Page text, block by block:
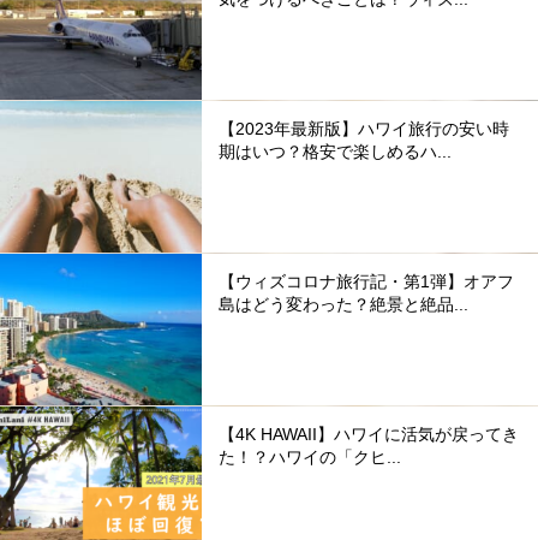
【2023年最新版】ハワイ旅行の安い時
期はいつ？格安で楽しめるハ...
【ウィズコロナ旅行記・第1弾】オアフ
島はどう変わった？絶景と絶品...
【4K HAWAII】ハワイに活気が戻ってき
た！？ハワイの「クヒ...